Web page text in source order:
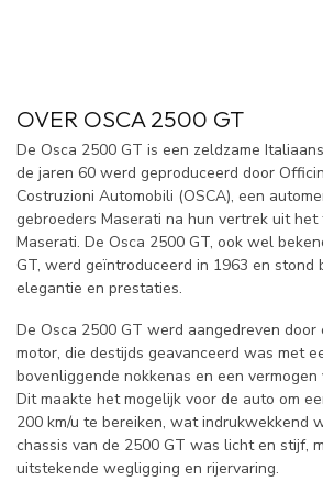
OVER OSCA 2500 GT
De Osca 2500 GT is een zeldzame
de jaren 60 werd geproduceerd door
Costruzioni Automobili (OSCA), een
gebroeders Maserati na hun vertrek uit
Maserati. De Osca 2500 GT, ook wel
GT, werd geïntroduceerd in 1963 en stond
elegantie en prestaties.
De Osca 2500 GT werd aangedreven
motor, die destijds geavanceerd was met
bovenliggende nokkenas en een
Dit maakte het mogelijk voor de auto om
200 km/u te bereiken, wat indrukwekkend
chassis van de 2500 GT was licht en stijf,
uitstekende wegligging en rijervaring.